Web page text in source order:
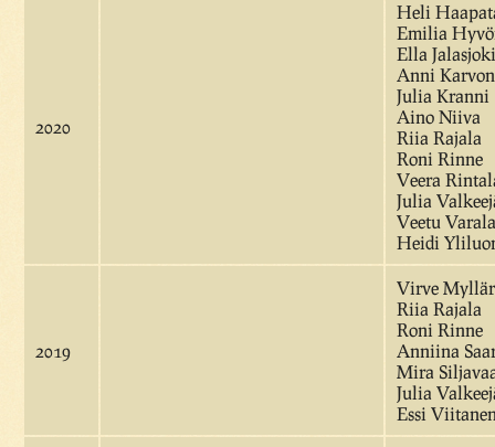
2020
Heli
Emilia
Ella Jalasjoki
Anni
Julia Kranni
Aino Niiva
Riia Rajala
Roni Rinne
Veera
Julia
Veetu Varala
Heidi
2019
Virve
Riia Rajala
Roni Rinne
Anniina
Mira
Julia
Essi